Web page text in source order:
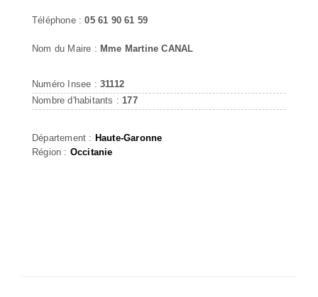
Téléphone :05 61 90 61 59
Nom du Maire : Mme Martine CANAL
Numéro Insee : 31112
Nombre d'habitants : 177
Département : Haute-Garonne
Région : Occitanie